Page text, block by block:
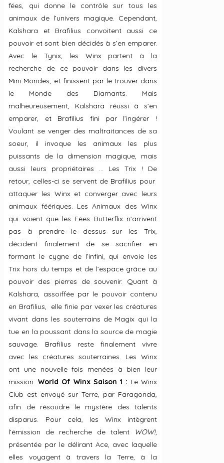
fées, qui donne le contrôle sur tous les
animaux de l’univers magique. Cependant,
Kalshara et Brafilius convoitent aussi ce
pouvoir et sont bien décidés à s’en emparer.
Avec le Tynix, les Winx partent à la
recherche de ce pouvoir dans les divers
Mini-Mondes, et finissent par le trouver dans
le Monde des Diamants. Mais
malheureusement, Kalshara réussi à s’en
emparer, et Brafilius fini par l’ingérer !
Voulant se venger des maltraitances de sa
soeur, il invoque les animaux les plus
puissants de la dimension magique, mais
aussi leurs propriétaires … Les Trix ! De
retour, celles-ci se servent de Brafilius pour
attaquer les Winx et converger avec leurs
animaux féériques. Les Animaux des Winx
qui voient que les Fées Butterflix n’arrivent
pas à prendre le dessus sur les Trix,
décident finalement de se sacrifier en
formant le cygne de l’infini, qui envoie les
Trix hors du temps et de l’espace grâce au
pouvoir des pierres de souvenir. Quant à
Kalshara, assoiffée par le pouvoir contenu
en Brafilius, elle finie par vexer les créatures
vivant dans les souterrains de Magix qui la
tue en la poussant dans la source de magie
sauvage. Brafilius reste finalement vivre
avec les créatures souterraines. Les Winx
ont une nouvelle fois menées à bien leur
mission.World Of Winx Saison 1 : Le Winx
Club est envoyé sur Terre, par Faragonda,
afin de résoudre le mystère des talents
disparus. Pour cela, les Winx intègrent
l’émission de recherche de talent
WOW!,
présentée par le délirant Ace, avec laquelle
elles voyagent à travers la Terre, à la